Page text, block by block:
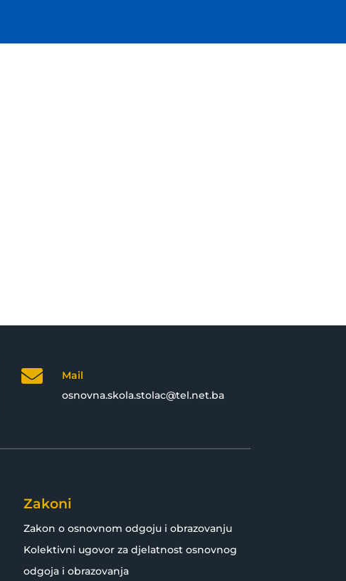

Mail
osnovna.skola.stolac@tel.net.ba
Zakoni
Zakon o osnovnom odgoju i obrazovanju
Kolektivni ugovor za djelatnost osnovnog
odgoja i obrazovanja